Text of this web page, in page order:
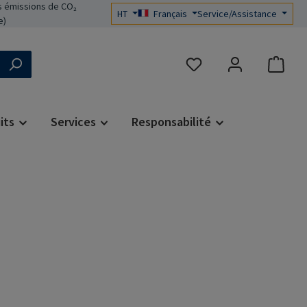
de CO₂
HT Français Service/Assistance
Vous avez 0 articles
Services Responsabilité